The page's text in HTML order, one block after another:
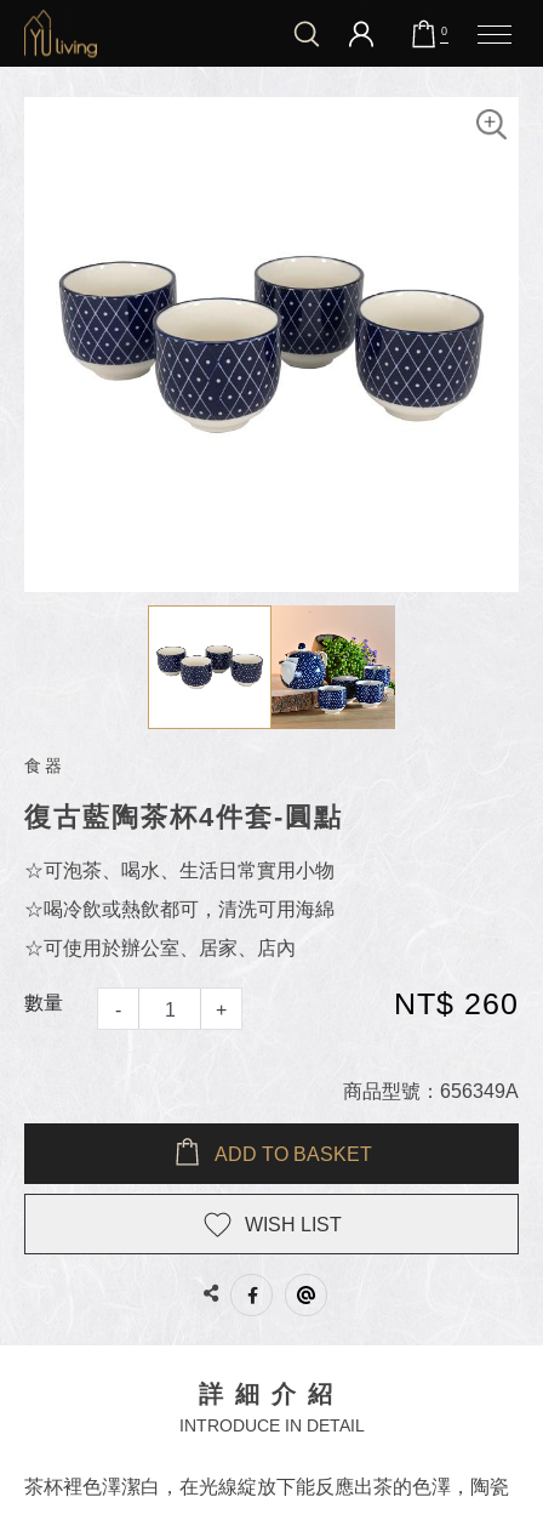
到主要內容
0
食器
復古藍陶茶杯4件套-圓點
☆可泡茶、喝水、生活日常實用小物
☆喝冷飲或熱飲都可，清洗可用海綿
☆可使用於辦公室、居家、店內
數量 - + NT$ 260
商品型號：656349A
ADD TO BASKET
WISH LIST
詳細介紹
INTRODUCE IN DETAIL
茶杯裡色澤潔白，在光線綻放下能反應出茶的色澤，陶瓷